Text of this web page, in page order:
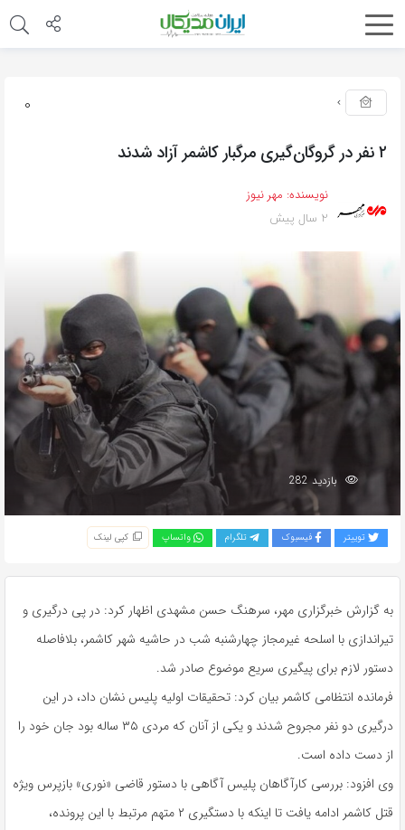
0
۲ نفر در گروگان‌گیری مرگبار کاشمر آزاد شدند
نویسنده: مهر نیوز
2 سال پیش
بازدید 282
توییتر فیسبوک تلگرام واتساپ کپی لینک
به گزارش خبرگزاری مهر، سرهنگ حسن مشهدی اظهار کرد: در پی درگیری و
تیراندازی با اسلحه غیرمجاز چهارشنبه شب در حاشیه شهر کاشمر، بلافاصله
دستور لازم برای پیگیری سریع موضوع صادر شد.
فرمانده انتظامی کاشمر بیان کرد: تحقیقات اولیه پلیس نشان داد، در این
درگیری دو نفر مجروح شدند و یکی از آنان که مردی ۳۵ ساله بود جان خود را
از دست داده است.
وی افزود: بررسی کارآگاهان پلیس آگاهی با دستور قاضی «نوری» بازپرس ویژه
قتل کاشمر ادامه یافت تا اینکه با دستگیری ۲ متهم مرتبط با این پرونده،